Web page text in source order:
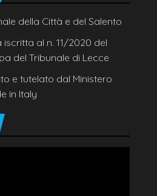
della Città e del Salento
al n. 11/2020 del
del Tribunale di Lecce
e tutelato dal Ministero
in Italy